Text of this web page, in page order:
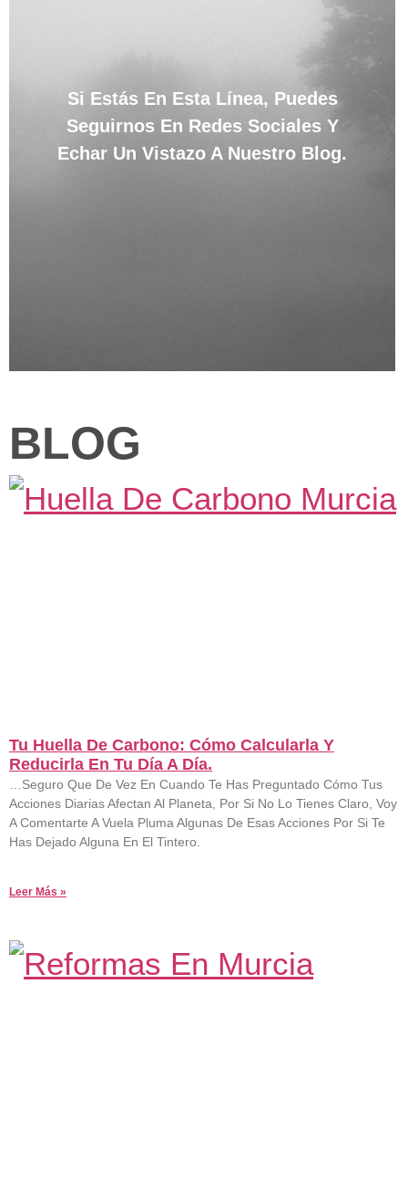
Si Estás En Esta Línea, Puedes
Seguirnos En Redes Sociales Y
Echar Un Vistazo A Nuestro Blog.
BLOG
Tu Huella De Carbono: Cómo Calcularla Y
Reducirla En Tu Día A Día.
…seguro Que De Vez En Cuando Te Has Preguntado Cómo Tus
Acciones Diarias Afectan Al Planeta, Por Si No Lo Tienes Claro, Voy
A Comentarte A Vuela Pluma Algunas De Esas Acciones Por Si Te
Has Dejado Alguna En El Tintero.
Leer Más »